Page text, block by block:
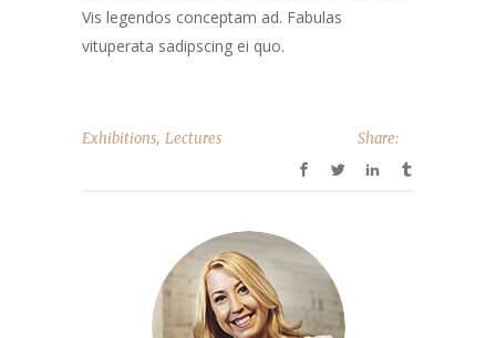
Vis legendos conceptam ad. Fabulas
vituperata sadipscing ei quo.
Exhibitions, Lectures Share: